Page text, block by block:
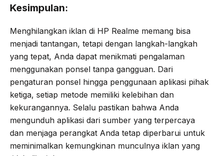
Kesimpulan:
Menghilangkan iklan di HP Realme memang bisa
menjadi tantangan, tetapi dengan langkah-langkah
yang tepat, Anda dapat menikmati pengalaman
menggunakan ponsel tanpa gangguan. Dari
pengaturan ponsel hingga penggunaan aplikasi pihak
ketiga, setiap metode memiliki kelebihan dan
kekurangannya. Selalu pastikan bahwa Anda
mengunduh aplikasi dari sumber yang terpercaya
dan menjaga perangkat Anda tetap diperbarui untuk
meminimalkan kemungkinan munculnya iklan yang